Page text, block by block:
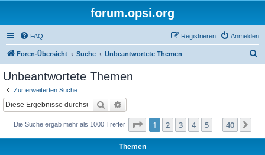
forum.opsi.org
FAQ Anmelden
Registrieren
Foren-Übersicht Suche Unbeantwortete Themen
Unbeantwortete Themen
Zur erweiterten Suche
Suche
Die Suche ergab mehr als 1000 Treffer Seite 1von 40
1 2 3 4 5 40
Themen